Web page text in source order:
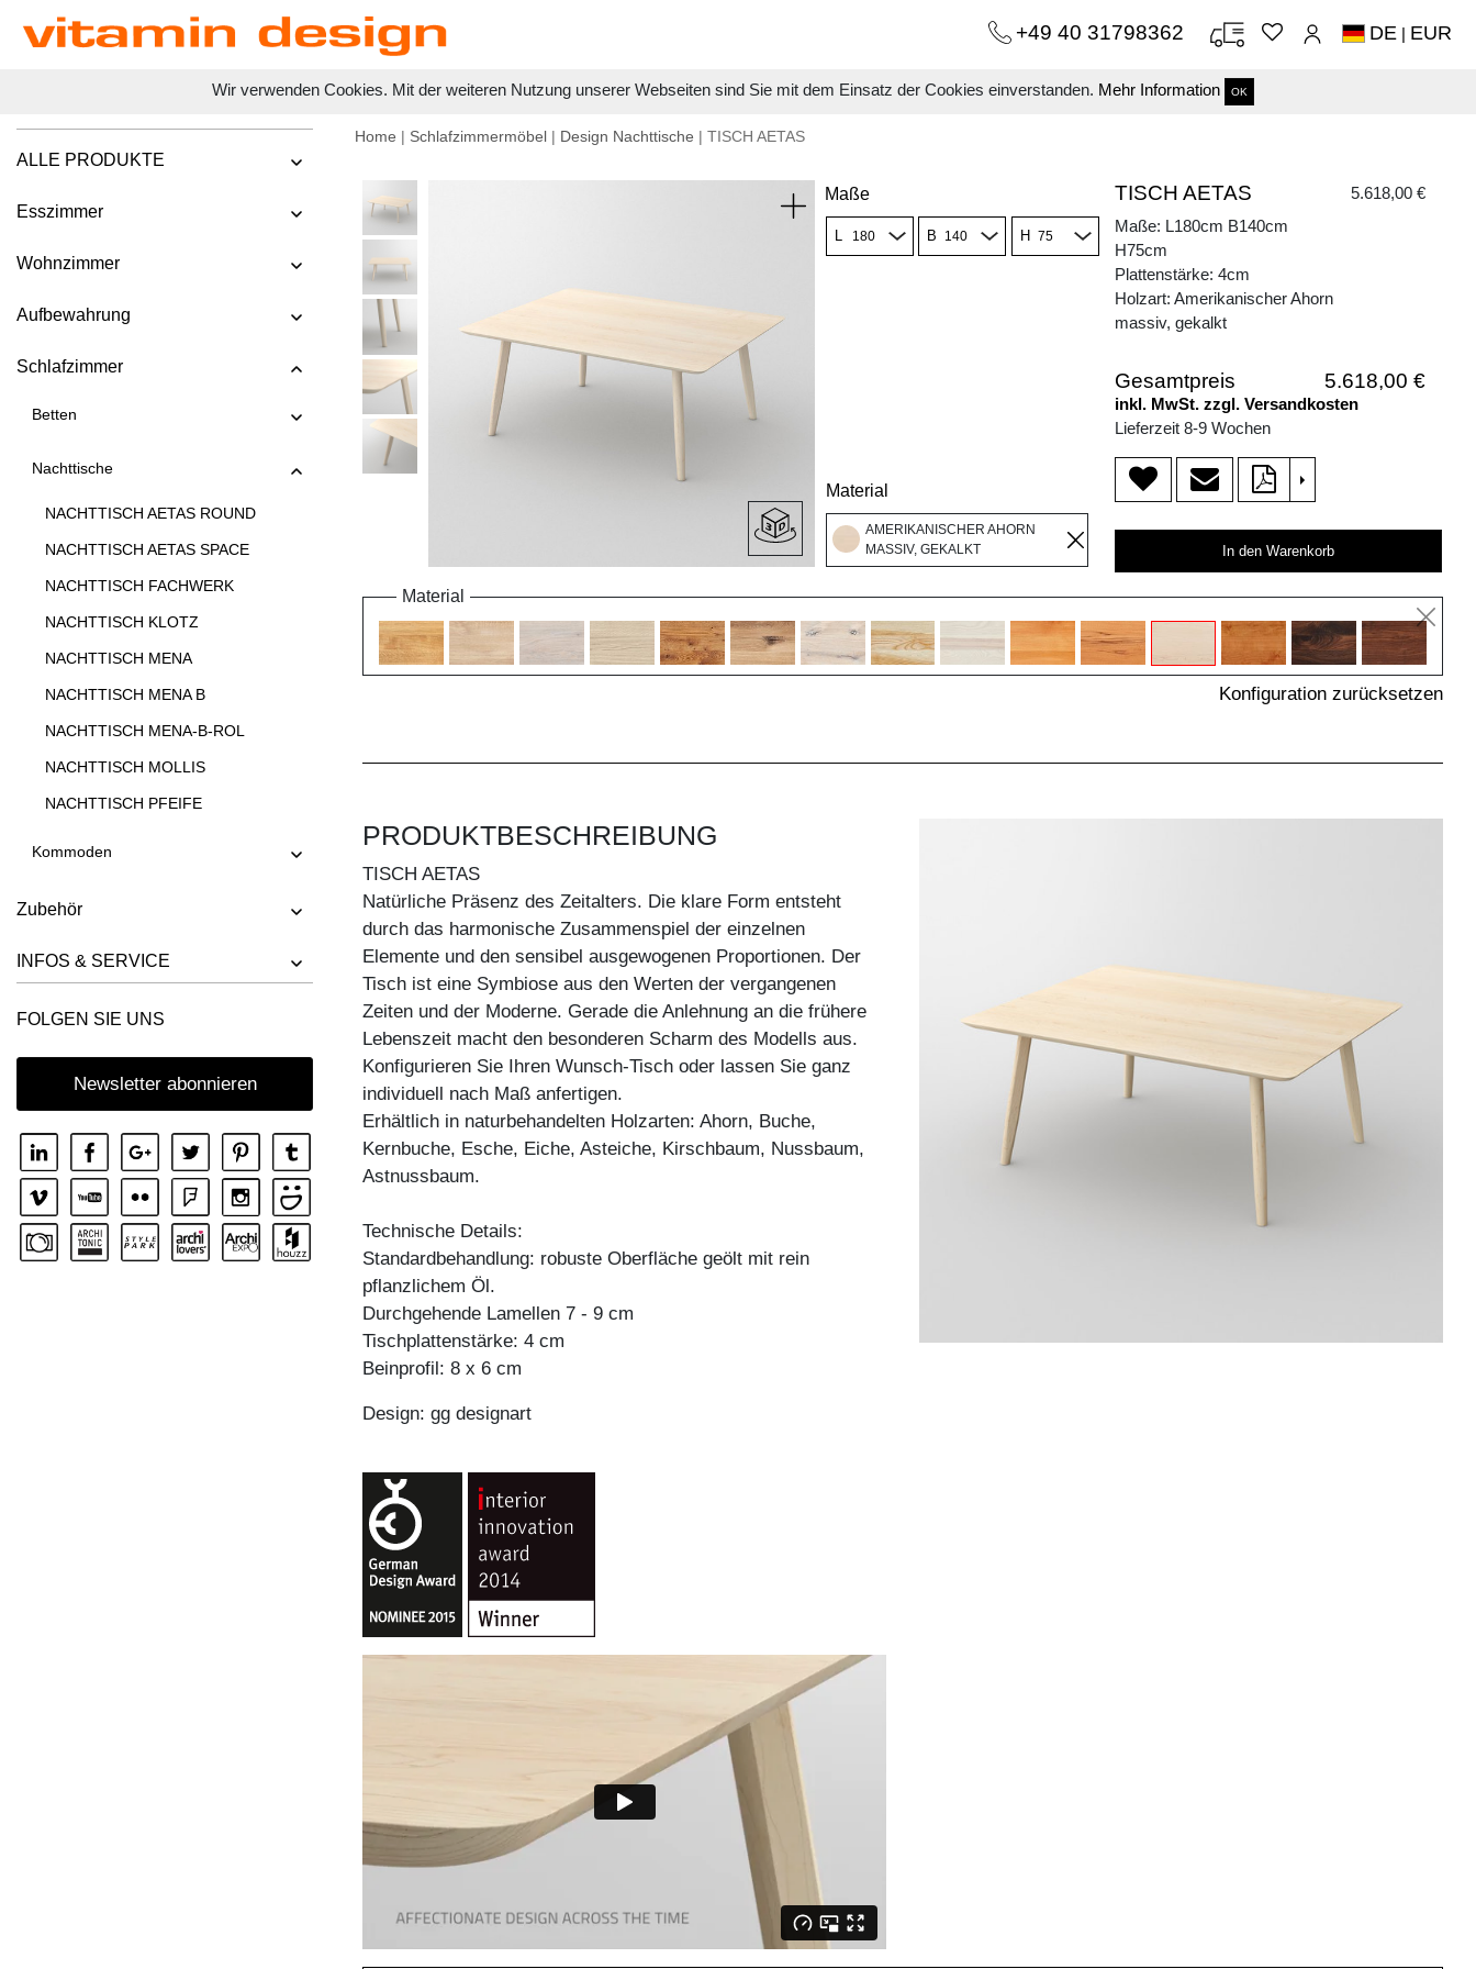
Wir verwenden Cookies. Mit der weiteren Nutzung unserer Webseiten sind Sie mit dem Einsatz der Cookies einverstanden. Mehr Information OK
+49 40 31798362 DE | EUR
ALLE PRODUKTE
Esszimmer
Wohnzimmer
Aufbewahrung
Schlafzimmer
Betten
Nachttische
NACHTTISCH AETAS ROUND
NACHTTISCH AETAS SPACE
NACHTTISCH FACHWERK
NACHTTISCH KLOTZ
NACHTTISCH MENA
NACHTTISCH MENA B
NACHTTISCH MENA-B-ROL
NACHTTISCH MOLLIS
NACHTTISCH PFEIFE
Kommoden
Zubehör
INFOS & SERVICE
FOLGEN SIE UNS
Newsletter abonnieren
Home | Schlafzimmermöbel | Design Nachttische | TISCH AETAS
Maße
L B H
Material
AMERIKANISCHER AHORN
MASSIV, GEKALKT
TISCH AETAS
5.618,00 €
Maße: L180cm B140cm
H75cm
Plattenstärke: 4cm
Holzart: Amerikanischer Ahorn
massiv, gekalkt
Gesamtpreis 5.618,00 €
inkl. MwSt. zzgl. Versandkosten
Lieferzeit 8-9 Wochen
>
In den Warenkorb
Material
Konfiguration zurücksetzen
PRODUKTBESCHREIBUNG
TISCH AETAS
Natürliche Präsenz des Zeitalters. Die klare Form entsteht
durch das harmonische Zusammenspiel der einzelnen
Elemente und den sensibel ausgewogenen Proportionen. Der
Tisch ist eine Symbiose aus den Werten der vergangenen
Zeiten und der Moderne. Gerade die Anlehnung an die frühere
Lebenszeit macht den besonderen Scharm des Modells aus.
Konfigurieren Sie Ihren Wunsch-Tisch oder lassen Sie ganz
individuell nach Maß anfertigen.
Erhältlich in naturbehandelten Holzarten: Ahorn, Buche,
Kernbuche, Esche, Eiche, Asteiche, Kirschbaum, Nussbaum,
Astnussbaum.
Technische Details:
Standardbehandlung: robuste Oberfläche geölt mit rein
pflanzlichem Öl.
Durchgehende Lamellen 7 - 9 cm
Tischplattenstärke: 4 cm
Beinprofil: 8 x 6 cm
Design: gg designart